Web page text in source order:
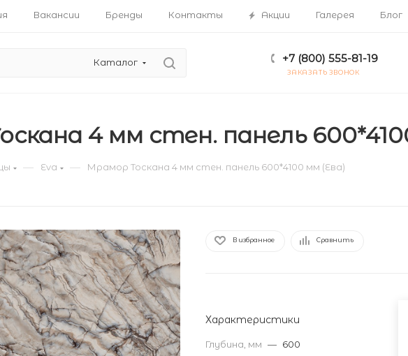
Вакансии Бренды Контакты Акции Галерея Блог
Каталог +7 (800) 555-81-19
ЗАКАЗАТЬ ЗВОНОК
4 мм стен. панель
— Eva — Мрамор Тоскана 4 мм стен. панель 600*4100 мм (Ева)
В избранное Сравнить
Характеристики
Глубина, мм — 600